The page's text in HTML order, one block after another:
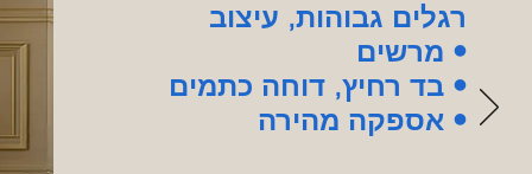
רגלים גבוהות, עיצוב
מרשים •
בד רחיץ, דוחה כתמים •
אספקה מהירה •